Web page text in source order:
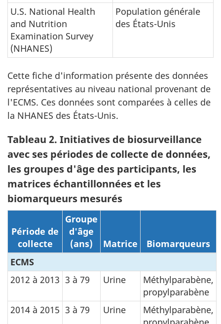
U.S. National Health
and Nutrition
Examination Survey
(NHANES)
Population générale
des États-Unis
Cette fiche d'information présente des données
représentatives au niveau national provenant de
l'ECMS. Ces données sont comparées à celles de
la NHANES des États-Unis.
Tableau 2. Initiatives de biosurveillance
avec ses périodes de collecte de données,
les groupes d'âge des participants, les
matrices échantillonnées et les
biomarqueurs mesurés
Période de
collecte
Groupe
d'âge
(ans)
Matrice
Biomarqueurs
ECMS
2012 à 2013 3 à 79 Urine
Méthylparabène,
propylparabène
2014 à 2015 3 à 79 Urine
Méthylparabène,